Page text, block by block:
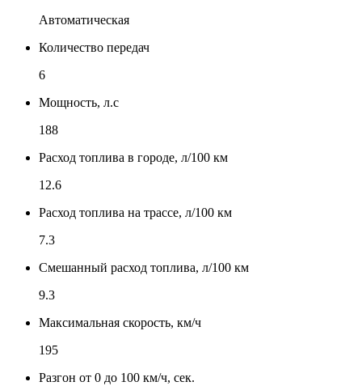
Автоматическая
Количество передач
6
Мощность, л.с
188
Расход топлива в городе, л/100 км
12.6
Расход топлива на трассе, л/100 км
7.3
Смешанный расход топлива, л/100 км
9.3
Максимальная скорость, км/ч
195
Разгон от 0 до 100 км/ч, сек.